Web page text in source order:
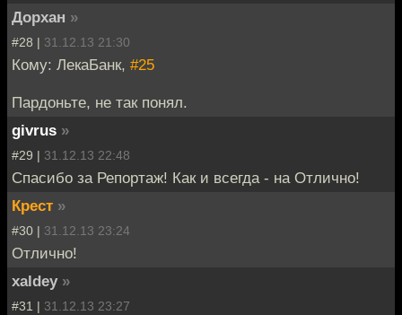
Дорхан »
#28 | 31.12.13 21:30
Кому: ЛекаБанк, #25
Пардоньте, не так понял.
givrus »
#29 | 31.12.13 22:48
Спасибо за Репортаж! Как и всегда - на Отлично!
Крест »
#30 | 31.12.13 23:24
Отлично!
xaldey »
#31 | 31.12.13 23:27